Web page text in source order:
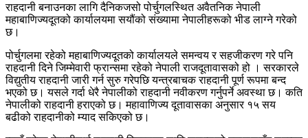
राहदानी बनाउनका लागि दैनिकजसो पोर्चुगलस्थित अवैतनिक नेपाली
महाबाणिज्यदूतको कार्यालयमा सयौंको संख्यामा नेपालीहरूको भीड लाग्ने गरेको
छ।
पोर्चुगलमा रहेको महाबाणिज्यदूतको कार्यालयले समन्वय र सहजीकरण गरे पनि
राहदानी दिने जिम्मेवारी फ्रान्समा रहेको नेपाली राजदूतावासको हो । सरकारले
विद्युतीय राहदानी जारी गर्न सुरु गरेपछि यन्त्रबाचक राहदानी पूर्ण रूपमा बन्द
भएको छ। यसले गर्दा धेरै नेपालीको राहदानी नवीकरण गर्नुपर्ने अवस्था छ। कति
नेपालीको राहदानी हराएको छ। महावाणिज्य दूतावासका अनुसार १५ सय
बढीको राहदानीको म्याद सकिएको छ।